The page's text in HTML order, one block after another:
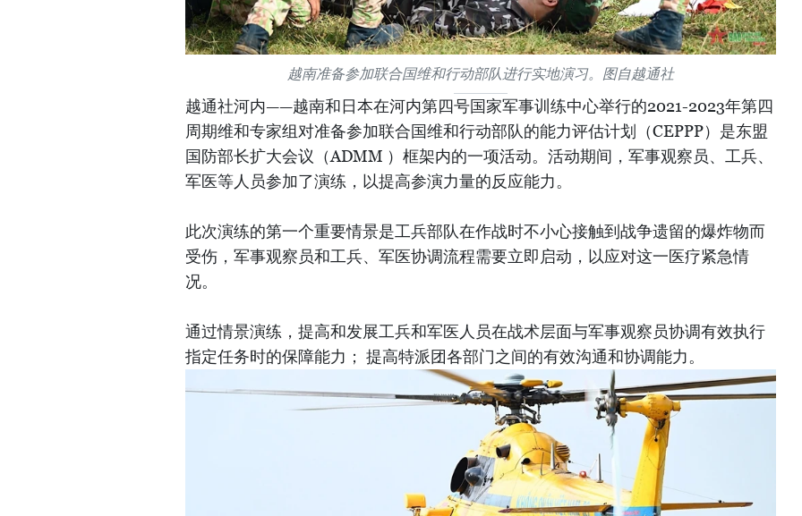
越南准备参加联合国维和行动部队进行实地演习。图自越通社
越通社河内——越南和日本在河内第四号国家军事训练中心举行的2021-2023年第四
周期维和专家组对准备参加联合国维和行动部队的能力评估计划（CEPPP）是东盟
国防部长扩大会议（ADMM ）框架内的一项活动。活动期间，军事观察员、工兵、
军医等人员参加了演练，以提高参演力量的反应能力。
此次演练的第一个重要情景是工兵部队在作战时不小心接触到战争遗留的爆炸物而
受伤，军事观察员和工兵、军医协调流程需要立即启动，以应对这一医疗紧急情
况。
通过情景演练，提高和发展工兵和军医人员在战术层面与军事观察员协调有效执行
指定任务时的保障能力； 提高特派团各部门之间的有效沟通和协调能力。